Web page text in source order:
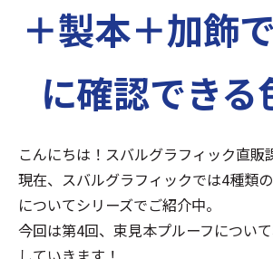
＋製本＋加飾
に確認できる
こんにちは！スバルグラフィック直販
現在、スバルグラフィックでは4種類
についてシリーズでご紹介中。
今回は第4回、束見本プルーフについ